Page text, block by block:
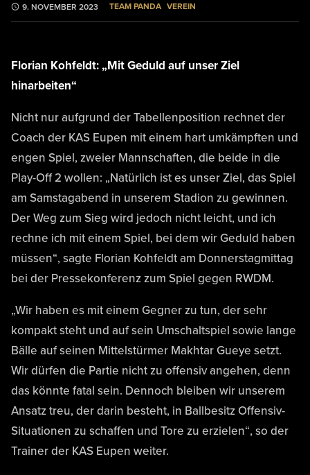
9. NOVEMBER 2023 TEAM PANDA VEREIN
Florian Kohfeldt: „Mit Geduld auf unser Ziel
hinarbeiten“
Nicht nur aufgrund der Tabellenposition rechnet der
Coach der KAS Eupen mit einem hart umkämpften und
engen Spiel, zweier Mannschaften, die beide in die
Play-Off 2 wollen: „Natürlich ist es unser Ziel, das Spiel
am Samstagabend in unserem Stadion zu gewinnen.
Der Weg zum Sieg wird jedoch nicht leicht, und ich
rechne ich mit einem Spiel, bei dem wir Geduld haben
müssen“, sagte Florian Kohfeldt am Donnerstagmittag
bei der Pressekonferenz zum Spiel gegen RWDM.
„Wir haben es mit einem Gegner zu tun, der sehr
kompakt steht und auf sein Umschaltspiel sowie lange
Bälle auf seinen Mittelstürmer Makhtar Gueye setzt.
Wir dürfen die Partie nicht zu offensiv angehen, denn
das könnte fatal sein. Dennoch bleiben wir unserem
Ansatz treu, der darin besteht, in Ballbesitz Offensiv-
Situationen zu schaffen und Tore zu erzielen“, so der
Trainer der KAS Eupen weiter.